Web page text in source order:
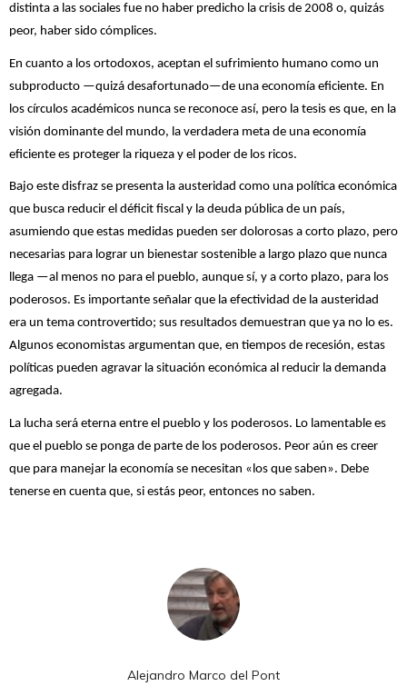
distinta a las sociales fue no haber predicho la crisis de 2008 o, quizás
peor, haber sido cómplices.
En cuanto a los ortodoxos, aceptan el sufrimiento humano como un
subproducto —quizá desafortunado—de una economía eficiente. En
los círculos académicos nunca se reconoce así, pero la tesis es que, en la
visión dominante del mundo, la verdadera meta de una economía
eficiente es proteger la riqueza y el poder de los ricos.
Bajo este disfraz se presenta la austeridad como una política económica
que busca reducir el déficit fiscal y la deuda pública de un país,
asumiendo que estas medidas pueden ser dolorosas a corto plazo, pero
necesarias para lograr un bienestar sostenible a largo plazo que nunca
llega —al menos no para el pueblo, aunque sí, y a corto plazo, para los
poderosos. Es importante señalar que la efectividad de la austeridad
era un tema controvertido; sus resultados demuestran que ya no lo es.
Algunos economistas argumentan que, en tiempos de recesión, estas
políticas pueden agravar la situación económica al reducir la demanda
agregada.
La lucha será eterna entre el pueblo y los poderosos. Lo lamentable es
que el pueblo se ponga de parte de los poderosos. Peor aún es creer
que para manejar la economía se necesitan «los que saben». Debe
tenerse en cuenta que, si estás peor, entonces no saben.
Alejandro Marco del Pont